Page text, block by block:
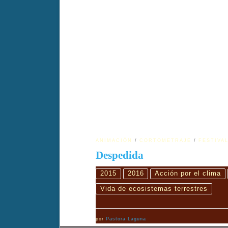
ANIMACIÓN CORTOMETRAJE
Despedida
2015 2016 Acción por el clima
Vida de ecosistemas terrestres
porPastora Laguna